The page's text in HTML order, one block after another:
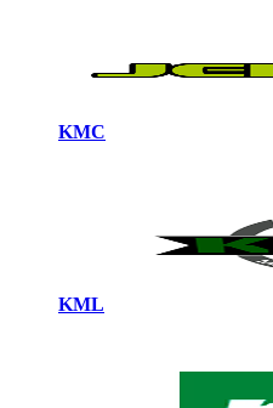
KMC
KML